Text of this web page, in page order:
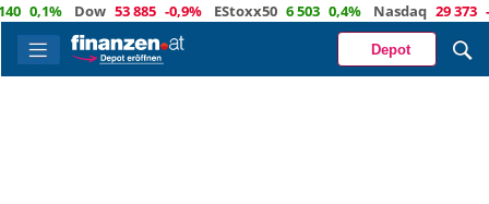
Dow 53 885 -0,9% EStoxx50 6 503 0,4% Nasdaq 29 373 -
Depot